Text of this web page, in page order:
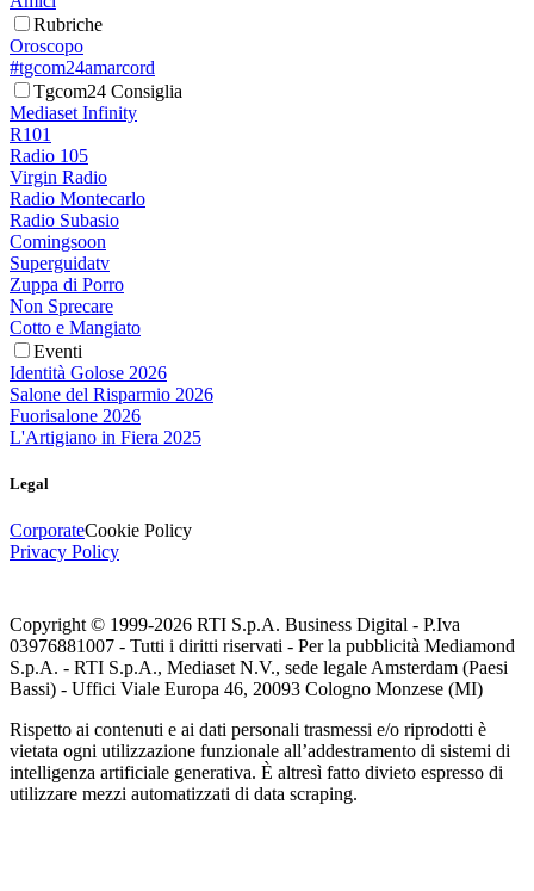
Rubriche
Oroscopo
#tgcom24amarcord
Tgcom24 Consiglia
Mediaset Infinity
R101
Radio 105
Virgin Radio
Radio Montecarlo
Radio Subasio
Comingsoon
Superguidatv
Zuppa di Porro
Non Sprecare
Cotto e Mangiato
Eventi
Identità Golose 2026
Salone del Risparmio 2026
Fuorisalone 2026
L'Artigiano in Fiera 2025
Legal
CorporateCookie Policy
Privacy Policy
Copyright © 1999-2026 RTI S.p.A. Business Digital - P.Iva
03976881007 - Tutti i diritti riservati - Per la pubblicità Mediamond
S.p.A. - RTI S.p.A., Mediaset N.V., sede legale Amsterdam (Paesi
Bassi) - Uffici Viale Europa 46, 20093 Cologno Monzese (MI)
Rispetto ai contenuti e ai dati personali trasmessi e/o riprodotti è
vietata ogni utilizzazione funzionale all’addestramento di sistemi di
intelligenza artificiale generativa. È altresì fatto divieto espresso di
utilizzare mezzi automatizzati di data scraping.